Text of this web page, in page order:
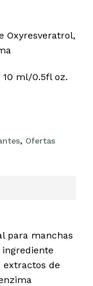
Oxyresveratrol,
10 ml/0.5fl oz.
, Ofertas
para manchas
de